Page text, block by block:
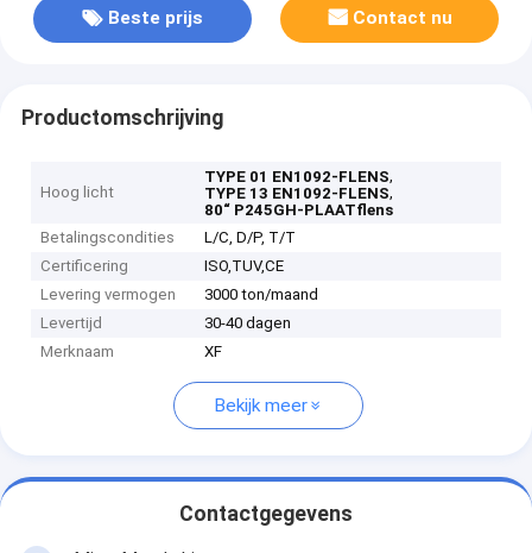
Beste prijs Contact nu
Productomschrijving
Hoog licht
TYPE 01 EN1092-FLENS,
TYPE 13 EN1092-FLENS,
80“ P245GH-PLAATflens
Betalingscondities
L/C, D/P, T/T
Certificering
ISO,TUV,CE
Levering vermogen
3000 ton/maand
Levertijd
30-40 dagen
Merknaam
XF
Bekijk meer
Contactgegevens